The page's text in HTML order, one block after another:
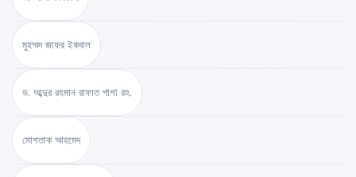
মুহম্মদ জাফর ইকবাল
ড. আব্দুর রহমান রাফাত পাশা রহ.
মোশতাক আহমেদ